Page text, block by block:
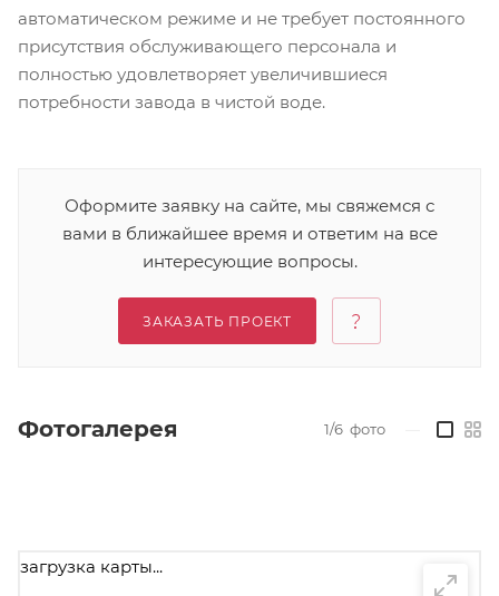
автоматическом режиме и не требует постоянного
присутствия обслуживающего персонала и
полностью удовлетворяет увеличившиеся
потребности завода в чистой воде.
Оформите заявку на сайте, мы свяжемся с
вами в ближайшее время и ответим на все
интересующие вопросы.
ЗАКАЗАТЬ ПРОЕКТ
Фотогалерея 1/6 фото
загрузка карты...